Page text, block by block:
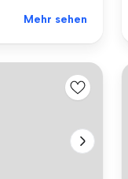
Mehr sehen